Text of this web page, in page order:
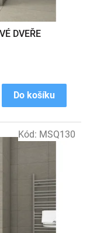
DVEŘE
Do košíku
Kód: MSQ130